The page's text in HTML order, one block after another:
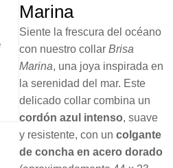
Marina
Siente la frescura del océano
con nuestro collar Brisa
Marina, una joya inspirada en
la serenidad del mar. Este
delicado collar combina un
cordón azul intenso, suave
y resistente, con un colgante
de concha en acero dorado